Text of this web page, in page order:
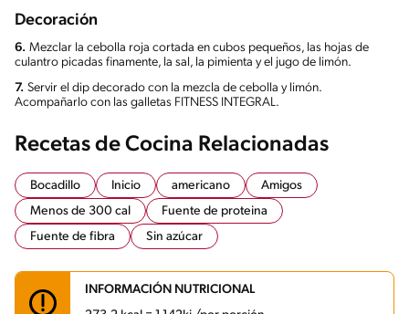
Decoración
6. Mezclar la cebolla roja cortada en cubos pequeños, las hojas de
culantro picadas finamente, la sal, la pimienta y el jugo de limón.
7. Servir el dip decorado con la mezcla de cebolla y limón.
Acompañarlo con las galletas FITNESS INTEGRAL.
Recetas de Cocina Relacionadas
Bocadillo Inicio americano
Amigos
Menos de 300 cal
Fuente de proteina
Fuente de fibra
Sin azúcar
INFORMACIÓN NUTRICIONAL